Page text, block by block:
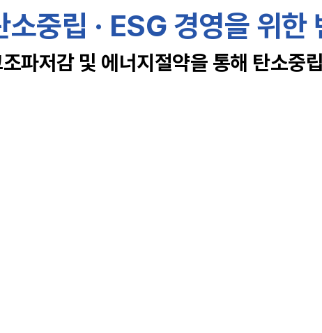
중립 · ESG 경영을 위한
파저감 및 에너지절약을 통해 탄소중립